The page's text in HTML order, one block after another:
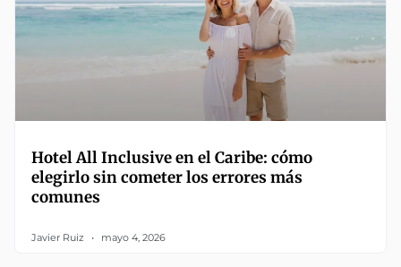
Hotel All Inclusive en el Caribe: cómo
elegirlo sin cometer los errores más
comunes
Javier Ruiz mayo 4, 2026